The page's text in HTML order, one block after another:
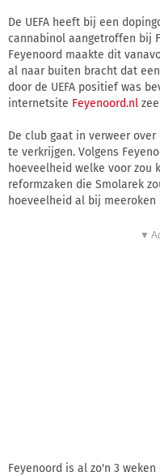
De UEFA heeft bij een
cannabinol aangetroffen bij
Feyenoord maakte dit
al naar buiten bracht dat
door de UEFA positief was
internetsite Feyenoord.nl
De club gaat in verweer
te verkrijgen. Volgens
hoeveelheid welke voor zou
reformzaken die Smolarek
hoeveelheid al bij meeroken
▼
Feyenoord is al zo'n 3